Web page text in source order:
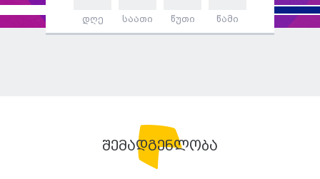
დღე საათი წუთი წამი
შემადგენლობა